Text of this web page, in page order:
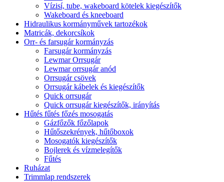
Vízisí, tube, wakeboard kötelek kiegészítők
Wakeboard és kneeboard
Hidraulikus kormányművek tartozékok
Matricák, dekorcsíkok
Orr- és farsugár kormányzás
Farsugár kormányzás
Lewmar Orrsugár
Lewmar orrsugár anód
Orrsugár csövek
Orrsugár kábelek és kiegészítők
Quick orrsugár
Quick orrsugár kiegészítők, irányítás
Hűtés fűtés főzés mosogatás
Gázfőzők főzőlapok
Hűtőszekrények, hűtőboxok
Mosogatók kiegészítők
Bojlerek és vízmelegítők
Fűtés
Ruházat
Trimmlap rendszerek